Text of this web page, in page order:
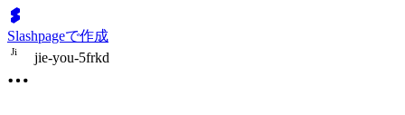
Slashpageで作成
Ji jie-you-5frkd